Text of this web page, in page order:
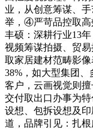
业，从创意筹谋、
举，④严苛品控取高
丰硕：深耕行业13
视频筹谋拍摄、贸
取家居建材范畴影
38%，如大型集团
客户，云画视觉则
交付取出口办事为
设想、包拆设想及
道，品牌引见：扎